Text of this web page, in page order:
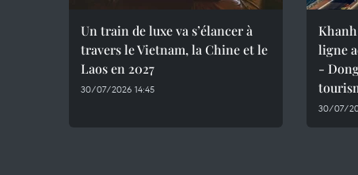
Un train de luxe va s’élancer à
travers le Vietnam, la Chine et le
Laos en 2027
30/07/2026 14:45
ligne
-
30/07/